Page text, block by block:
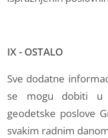
IX - OSTALO
Sve dodatne
se mogu dobiti u
geodetske poslove
svakim radnim